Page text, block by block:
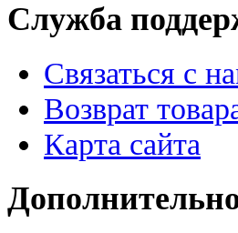
Служба
Связаться с
Возврат
Карта сайта